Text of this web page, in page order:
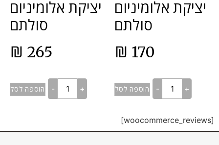
יציקת אלומיניום
סולתם
170
₪
+
- הוספה לסל
יציקת אלומיניום
סולתם
265
₪
+
- הוספה לסל
[woocommerce_reviews]